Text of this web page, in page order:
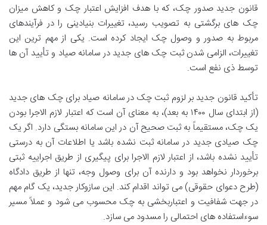
قانون جدید صدور چک، که با هدف افزایش اعتبار چک و کاهش میزان
چک های برگشتی به تصویب رسید، تغییرات بنیادینی را در فرآیندهای
مربوط به صدور و وصول چک ایجاد کرده است. یکی از مهم ترین این
تغییرات، الزامی شدن ثبت چک های جدید در سامانه صیاد و تأیید آن ها
توسط ذی نفع است.
تأکید قانون جدید بر لزوم ثبت چک در سامانه صیاد برای چک های جدید
(از ابتدای سال ۱۴۰۰ به بعد)، به معنای آن است که اعتبار لازم الاجرا بودن
یک چک، مستقیماً به ثبت صحیح آن در این سامانه بستگی دارد. اگر یک
چک صیادی جدید در سامانه ثبت نشده باشد یا اطلاعات آن به درستی
تأیید نشده باشد، از اعتبار لازم الاجرا برای پیگیری از طریق اجراییه ثبتی
برخوردار نخواهد بود و دارنده آن برای وصول وجه، تنها از طریق دادگاه
(طرح دعوای حقوقی) می تواند اقدام کند. این سازوکار جدید، یک گام مهم
در جهت شفافیت و اعتباربخشی به چک محسوب می شود و عملاً مسیر
سوءاستفاده های احتمالی را مسدود می سازد.